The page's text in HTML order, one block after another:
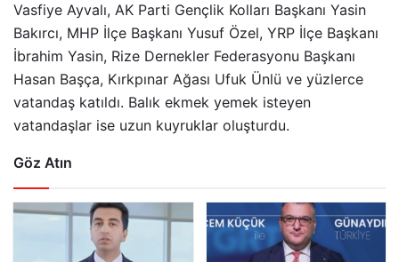
Vasfiye Ayvalı, AK Parti Gençlik Kolları Başkanı Yasin
Bakırcı, MHP İlçe Başkanı Yusuf Özel, YRP İlçe Başkanı
İbrahim Yasin, Rize Dernekler Federasyonu Başkanı
Hasan Başça, Kırkpınar Ağası Ufuk Ünlü ve yüzlerce
vatandaş katıldı. Balık ekmek yemek isteyen
vatandaşlar ise uzun kuyruklar oluşturdu.
Göz Atın